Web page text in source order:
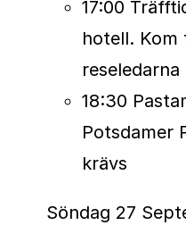
TCS Sydney
blivit den
Abbott World
från och med
arrangemang,
17:00
hotell. Kom
reseledarna
18:30
Potsdamer
krävs
Söndag 27